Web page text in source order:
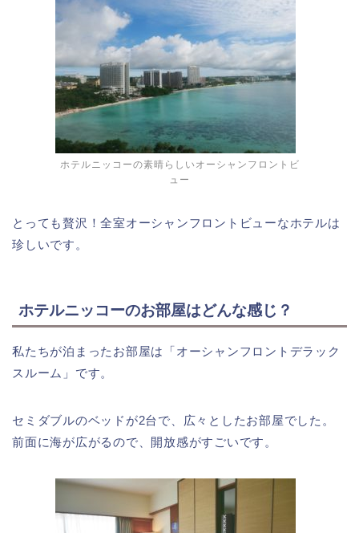
ホテルニッコーの素晴らしいオーシャンフロントビ
ュー
とっても贅沢！全室オーシャンフロントビューなホテルは
珍しいです。
ホテルニッコーのお部屋はどんな感じ？
私たちが泊まったお部屋は「オーシャンフロントデラック
スルーム」です。
セミダブルのベッドが2台で、広々としたお部屋でした。
前面に海が広がるので、開放感がすごいです。